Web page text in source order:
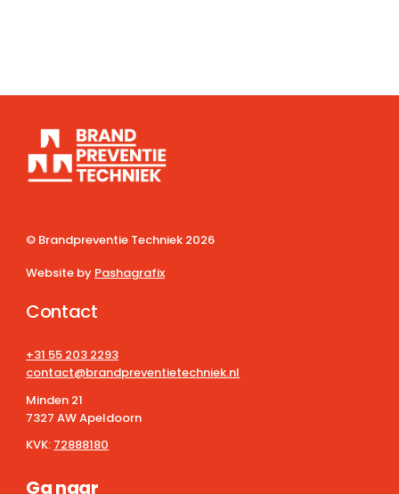
© Brandpreventie Techniek 2026
Website by Pashagrafix
Contact
+31 55 203 2293
contact@brandpreventietechniek.nl
Minden 21
7327 AW Apeldoorn
KVK: 72888180
Ga naar